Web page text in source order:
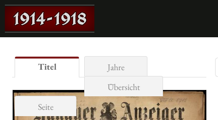
Titel
Jahre
Übersicht
Seite